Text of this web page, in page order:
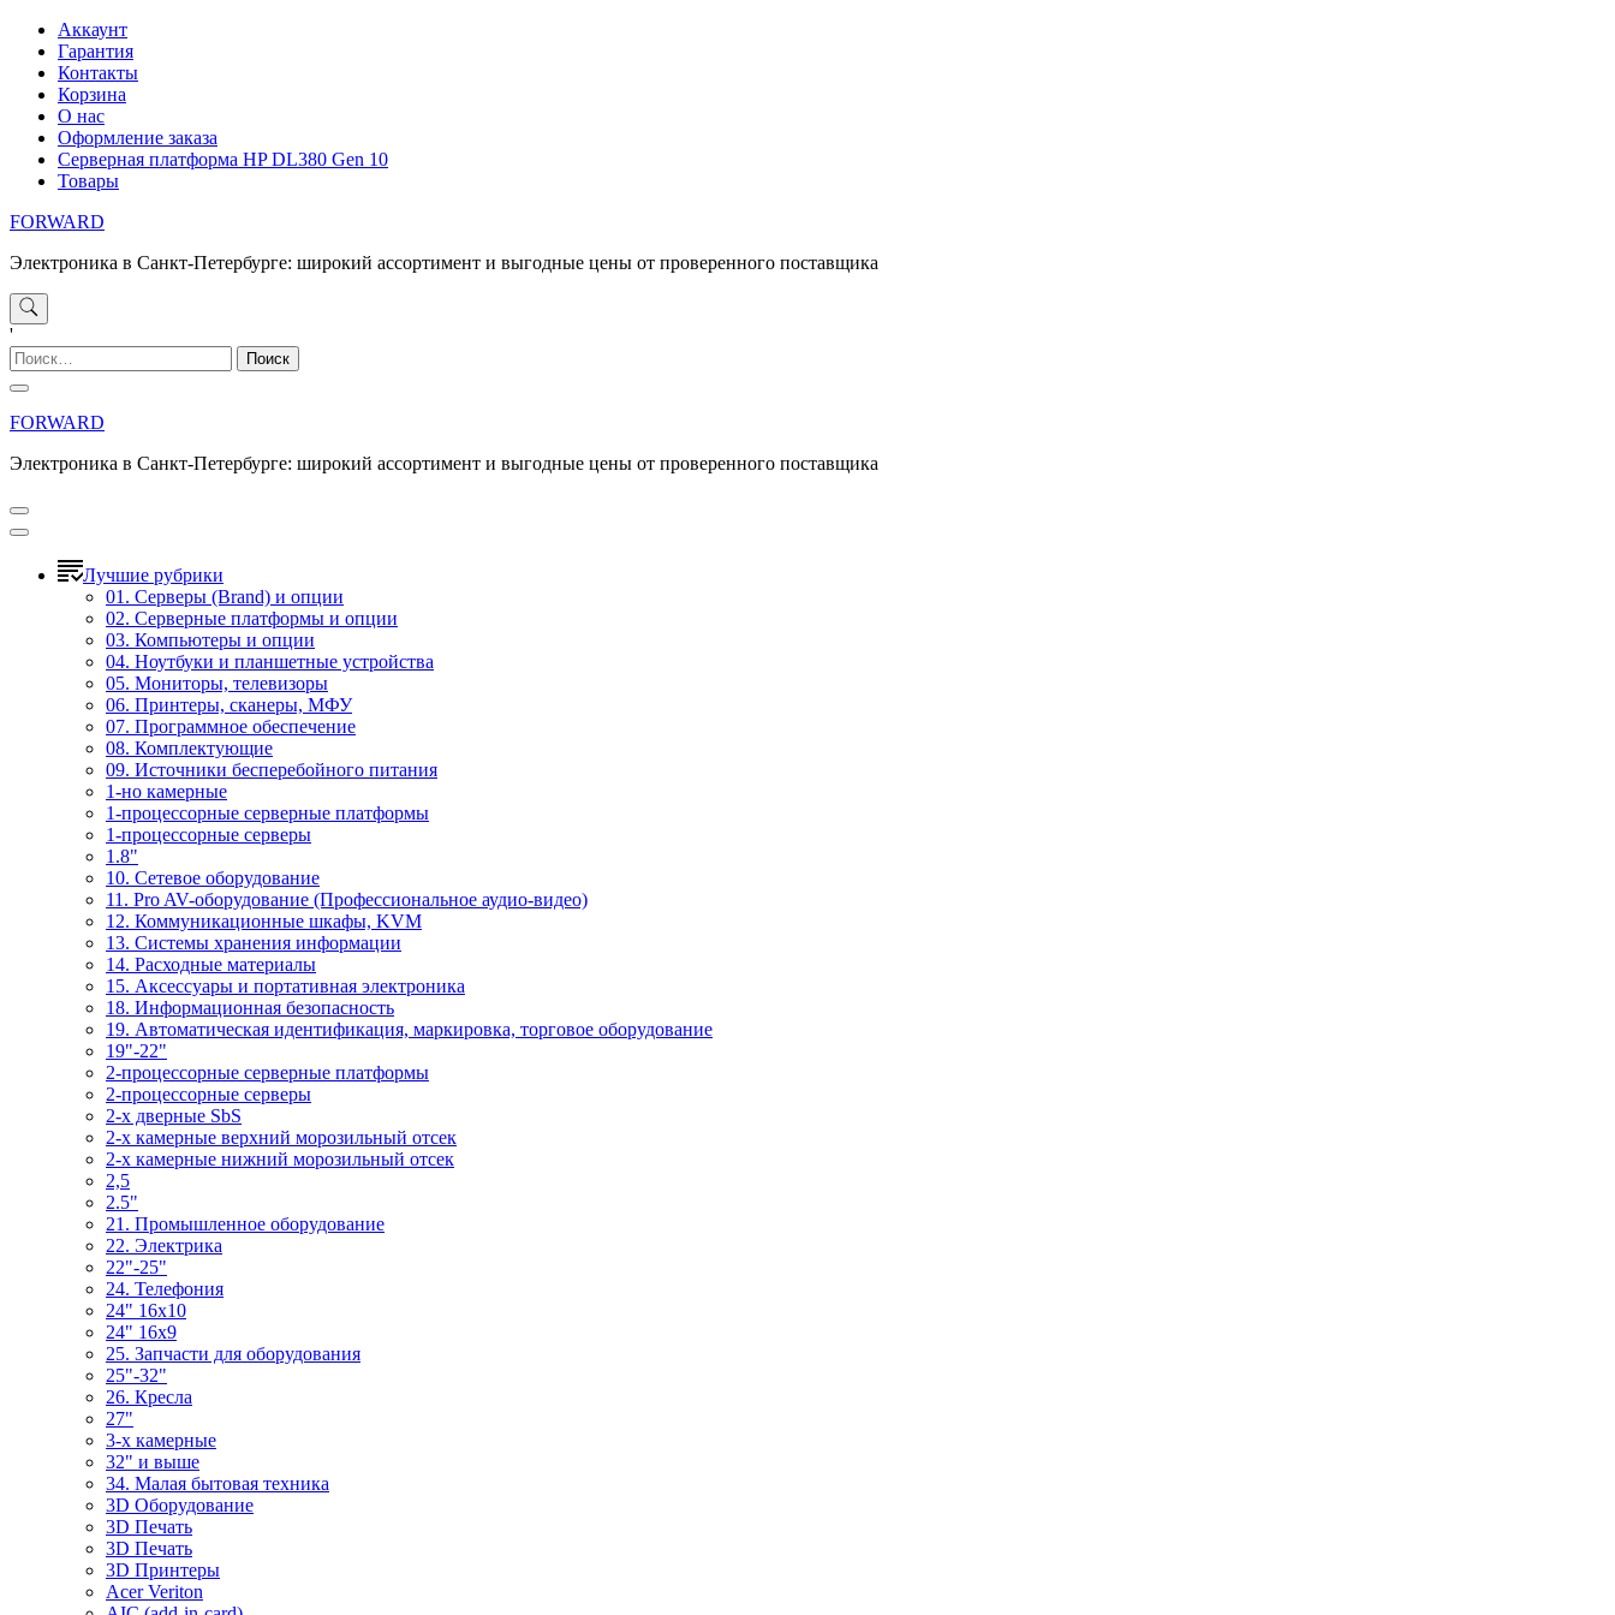
Перейти
содержимому
Аккаунт
Гарантия
Контакты
Корзина
О нас
Оформление заказа
Серверная платформа HP DL380 Gen 10
Товары
FORWARD
Электроника в Санкт-Петербурге: широкий ассортимент и выгодные цены от проверенного поставщика
'
Найти:
FORWARD
Электроника в Санкт-Петербурге: широкий ассортимент и выгодные цены от проверенного поставщика
Лучшие рубрики
01. Серверы (Brand) и опции
02. Серверные платформы и опции
03. Компьютеры и опции
04. Ноутбуки и планшетные устройства
05. Мониторы, телевизоры
06. Принтеры, сканеры, МФУ
07. Программное обеспечение
08. Комплектующие
09. Источники бесперебойного питания
1-но камерные
1-процессорные серверные платформы
1-процессорные серверы
1.8"
10. Сетевое оборудование
11. Pro AV-оборудование (Профессиональное аудио-видео)
12. Коммуникационные шкафы, KVM
13. Системы хранения информации
14. Расходные материалы
15. Аксессуары и портативная электроника
18. Информационная безопасность
19. Автоматическая идентификация, маркировка, торговое оборудование
19"-22"
2-процессорные серверные платформы
2-процессорные серверы
2-х дверные SbS
2-х камерные верхний морозильный отсек
2-х камерные нижний морозильный отсек
2,5
2.5"
21. Промышленное оборудование
22. Электрика
22"-25"
24. Телефония
24" 16x10
24" 16x9
25. Запчасти для оборудования
25"-32"
26. Кресла
27"
3-x камерные
32" и выше
34. Малая бытовая техника
3D Оборудование
3D Печать
3D Печать
3D Принтеры
Acer Veriton